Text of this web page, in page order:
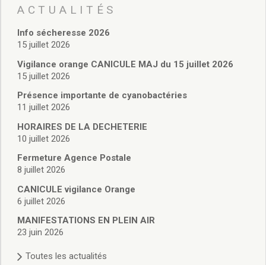
Cadastre
Actes d’état civil
Budgets
Budget de Fonctionnement
Budget d’Investissement
Conseils municipaux
Règlement du conseil municipal
Délibérations 2025
Délibérations 2023
Délibérations 2022
Délibérations 2021
Délibérations 2020
Délibérations 2019
Délibérations 2018
Délibérations 2016
ACTUALITÉS
Info sécheresse 2026
15 juillet 2026
Vigilance orange CANICULE MAJ du 15 juillet 2026
15 juillet 2026
Présence importante de cyanobactéries
11 juillet 2026
HORAIRES DE LA DECHETERIE
10 juillet 2026
Fermeture Agence Postale
8 juillet 2026
CANICULE vigilance Orange
6 juillet 2026
MANIFESTATIONS EN PLEIN AIR
23 juin 2026
Toutes les actualités